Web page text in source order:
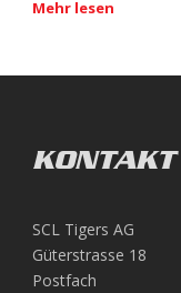
Mehr lesen
KONTAKT
SCL Tigers AG
Güterstrasse 18
Postfach